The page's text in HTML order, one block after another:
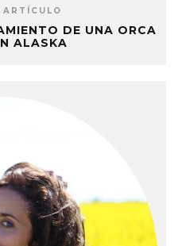
ARTÍCULO
DE UNA ORCA
ALASKA